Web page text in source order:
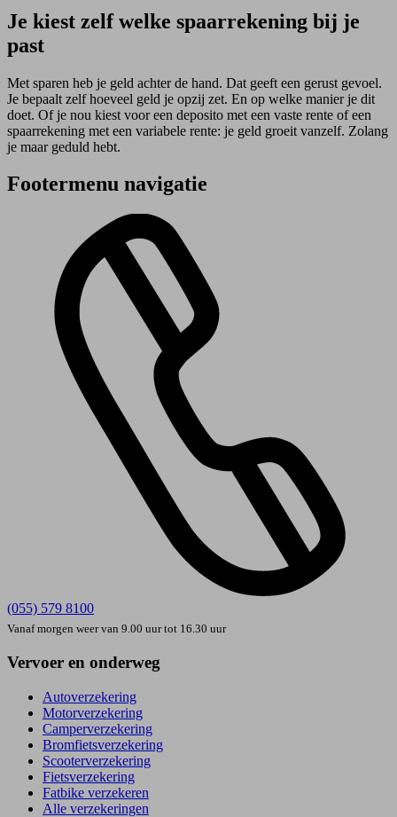
Je kiest zelf welke spaarrekening bij je
past
Met sparen heb je geld achter de hand. Dat geeft een gerust gevoel.
Je bepaalt zelf hoeveel geld je opzij zet. En op welke manier je dit
doet. Of je nou kiest voor een deposito met een vaste rente of een
spaarrekening met een variabele rente: je geld groeit vanzelf. Zolang
je maar geduld hebt.
Footermenu navigatie
(055) 579 8100
Vanaf morgen weer van 9.00 uur tot 16.30 uur
Vervoer en onderweg
Autoverzekering
Motorverzekering
Camperverzekering
Bromfietsverzekering
Scooterverzekering
Fietsverzekering
Fatbike verzekeren
Alle verzekeringen